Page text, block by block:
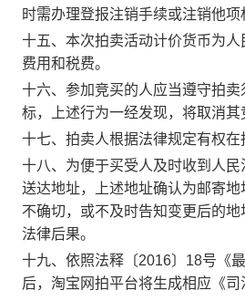
时需办理登报注销手续或注销他
十五、本次拍卖活动计价货币为
费用和税费。
十六、参加竞买的人应当遵守拍
标，上述行为一经发现，将取消
十七、拍卖人根据法律规定有权
十八、为便于买受人及时收到人
送达地址，上述地址确认为邮寄
不确切，或不及时告知变更后的
法律后果。
十九、依照法释 〔2016〕 18号 《
后，淘宝网拍平台将生成相应《